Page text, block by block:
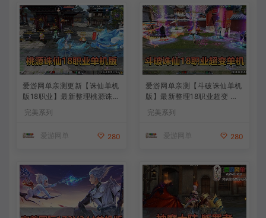
爱游网单亲测更新【诛仙单机
版18职业】最新整理桃源诛仙
物品装备点券 配套工具大全
+手工端文本教学
完美系列
爱游网单 280
爱游网单亲测【斗破诛仙单机
版】最新整理18职业超变 带G
虚拟机一键端+手工端文本教
完美系列
爱游网单 280